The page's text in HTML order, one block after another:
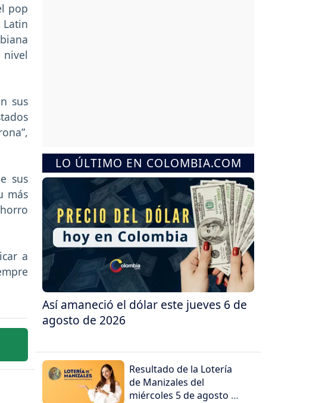
pop
nivel
sus
sus
más
a
LO ÚLTIMO EN COLOMBIA.COM
Así amaneció el dólar este jueves 6 de
agosto de 2026
Resultado de la Lotería
de Manizales del
miércoles 5 de agosto de